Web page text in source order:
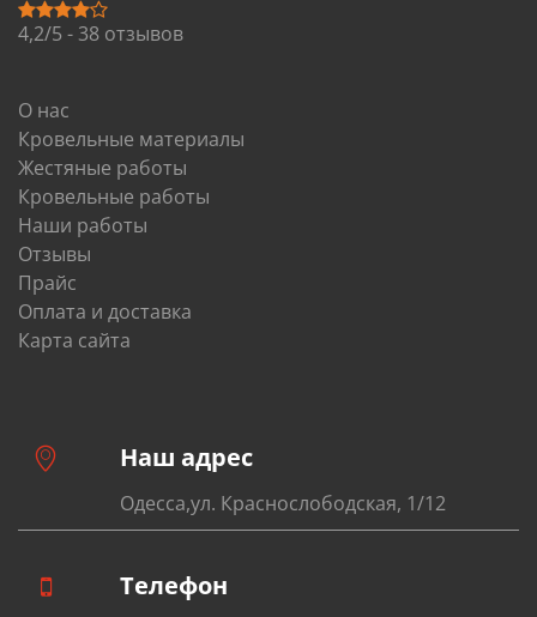
4,2/5 - 38 отзывов
О нас
Кровельные материалы
Жестяные работы
Кровельные работы
Наши работы
Отзывы
Прайс
Оплата и доставка
Карта сайта
Наш адрес
Одесса,ул. Краснослободская, 1/12
Телефон